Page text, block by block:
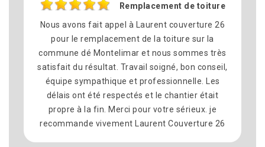
Remplacement de toiture
Nous avons fait appel à Laurent couverture 26
pour le remplacement de la toiture sur la
commune dé Montelimar et nous sommes très
satisfait du résultat. Travail soigné, bon conseil,
équipe sympathique et professionnelle. Les
délais ont été respectés et le chantier était
propre à la fin. Merci pour votre sérieux. je
recommande vivement Laurent Couverture 26